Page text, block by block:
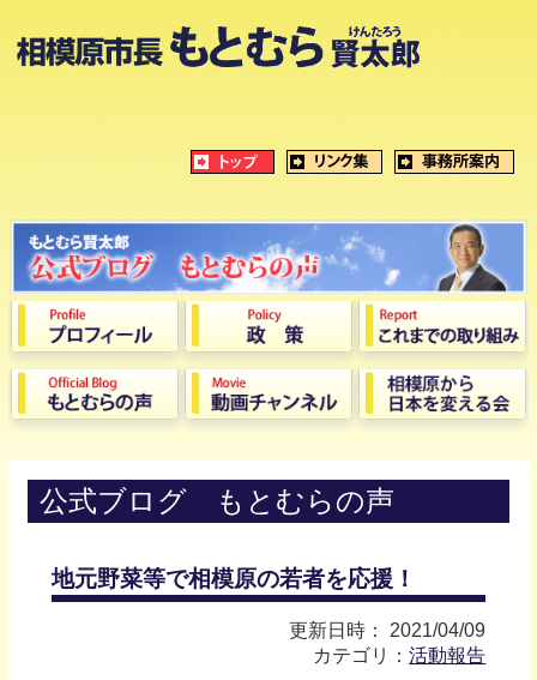
公式ブログ もとむらの声
地元野菜等で相模原の若者を応援！
更新日時： 2021/04/09
カテゴリ：活動報告